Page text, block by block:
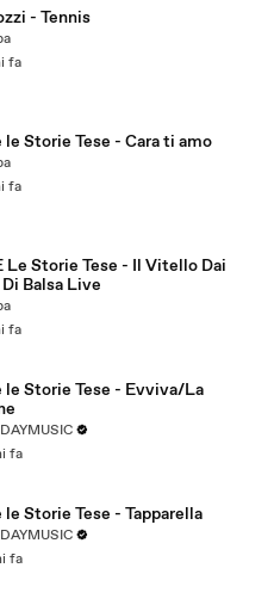
- Tennis
fa
le Storie Tese - Cara ti amo
fa
Le Storie Tese - Il Vitello Dai
Balsa Live
fa
le Storie Tese - Evviva/La
fa
le Storie Tese - Tapparella
fa